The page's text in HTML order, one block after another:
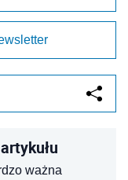
ważna